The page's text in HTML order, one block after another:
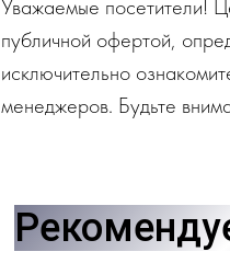
Уважаемые посетители!
публичной офертой,
исключительно
менеджеров. Будьте